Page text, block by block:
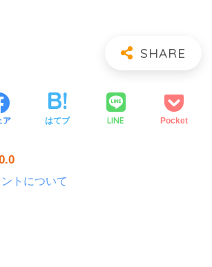
ア はてブ LINE Pocket
トについて